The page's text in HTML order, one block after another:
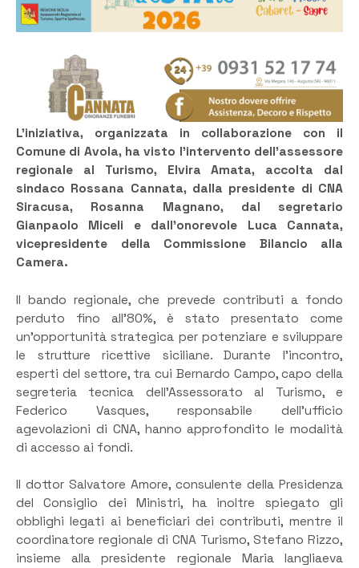
L’iniziativa, organizzata in collaborazione con il
Comune di Avola, ha visto l’intervento dell’assessore
regionale al Turismo, Elvira Amata, accolta dal
sindaco Rossana Cannata, dalla presidente di CNA
Siracusa, Rosanna Magnano, dal segretario
Gianpaolo Miceli e dall’onorevole Luca Cannata,
vicepresidente della Commissione Bilancio alla
Camera.
Il bando regionale, che prevede contributi a fondo
perduto fino all’80%, è stato presentato come
un’opportunità strategica per potenziare e sviluppare
le strutture ricettive siciliane. Durante l’incontro,
esperti del settore, tra cui Bernardo Campo, capo della
segreteria tecnica dell’Assessorato al Turismo, e
Federico Vasques, responsabile dell’ufficio
agevolazioni di CNA, hanno approfondito le modalità
di accesso ai fondi.
Il dottor Salvatore Amore, consulente della Presidenza
del Consiglio dei Ministri, ha inoltre spiegato gli
obblighi legati ai beneficiari dei contributi, mentre il
coordinatore regionale di CNA Turismo, Stefano Rizzo,
insieme alla presidente regionale Maria Iangliaeva